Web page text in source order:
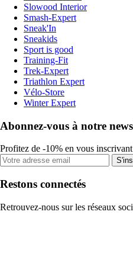
Slowood Interior
Smash-Expert
Sneak'In
Sneakids
Sport is good
Training-Fit
Trek-Expert
Triathlon Expert
Vélo-Store
Winter Expert
Abonnez-vous à notre
Profitez de -10% en vous
Restons connectés
Retrouvez-nous sur les réseaux